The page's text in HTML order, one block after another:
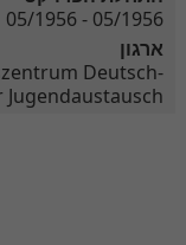
05/1956 - 05/1956
ארגון
Deutsch-